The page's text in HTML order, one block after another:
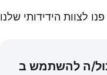
ה להשתמש ב-